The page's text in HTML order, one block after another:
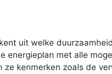
uit welke
energieplan met alle
kenmerken zoals de